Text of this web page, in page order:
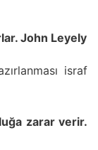
John Leyely
israf
zarar verir.